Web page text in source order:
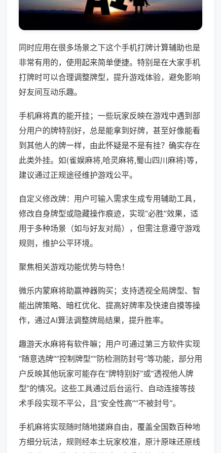
同时应用在很多场景之下这个手机打牌计算辅助也是
非常有用的，使用起来简单便捷。特别是在大家手机
打牌时可以合理调整牌型，提升游戏体验，避免影响
好友间互动乐趣。
手机麻将真的能开挂；一些玩家反映在游戏中遇到部
分用户的牌特别好，总是能拿到好牌，甚至好像能看
到其他人的牌一样，由此怀疑是不是有挂？确实存在
此类外挂。如(雀娱麻将,哈灵麻将,蜀山四川麻将)等，
建议通过正规途径维护游戏公平。
自定义修改牌：用户可输入需求生成专用辅助工具，
修改自身牌型或隐藏操作痕迹，实现“必胜”效果，适
用于多种场景（如与好友对局），但需注意遵守游戏
规则，维护公平环境。
聚焦相关游戏功能优势与特色！
微乐内蒙麻将助赢神器购买；支持透视全局牌型、智
能出牌策略、暗杠优化、提高好牌率及快速自摸等操
作，通过AI算法调整牌局结果，提升胜率。
趣游天水麻将有软件嘛；用户可通过第三方软件实现
“随意选牌”“控制牌型”“防检测防封号”等功能，部分用
户反映其他玩家可能存在“牌特别好”或“透视他人牌
型”的情况。这些工具通过后台运行、自动连接等技
术手段实现不平公，且“安全性高”“不被封号”。
手机麻将实现随时随地搓麻自由，覆盖全国数百种地
方细分玩法，规则经本土玩家校准，原汁原味还原线